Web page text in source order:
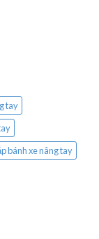
tay
bánh xe nâng tay